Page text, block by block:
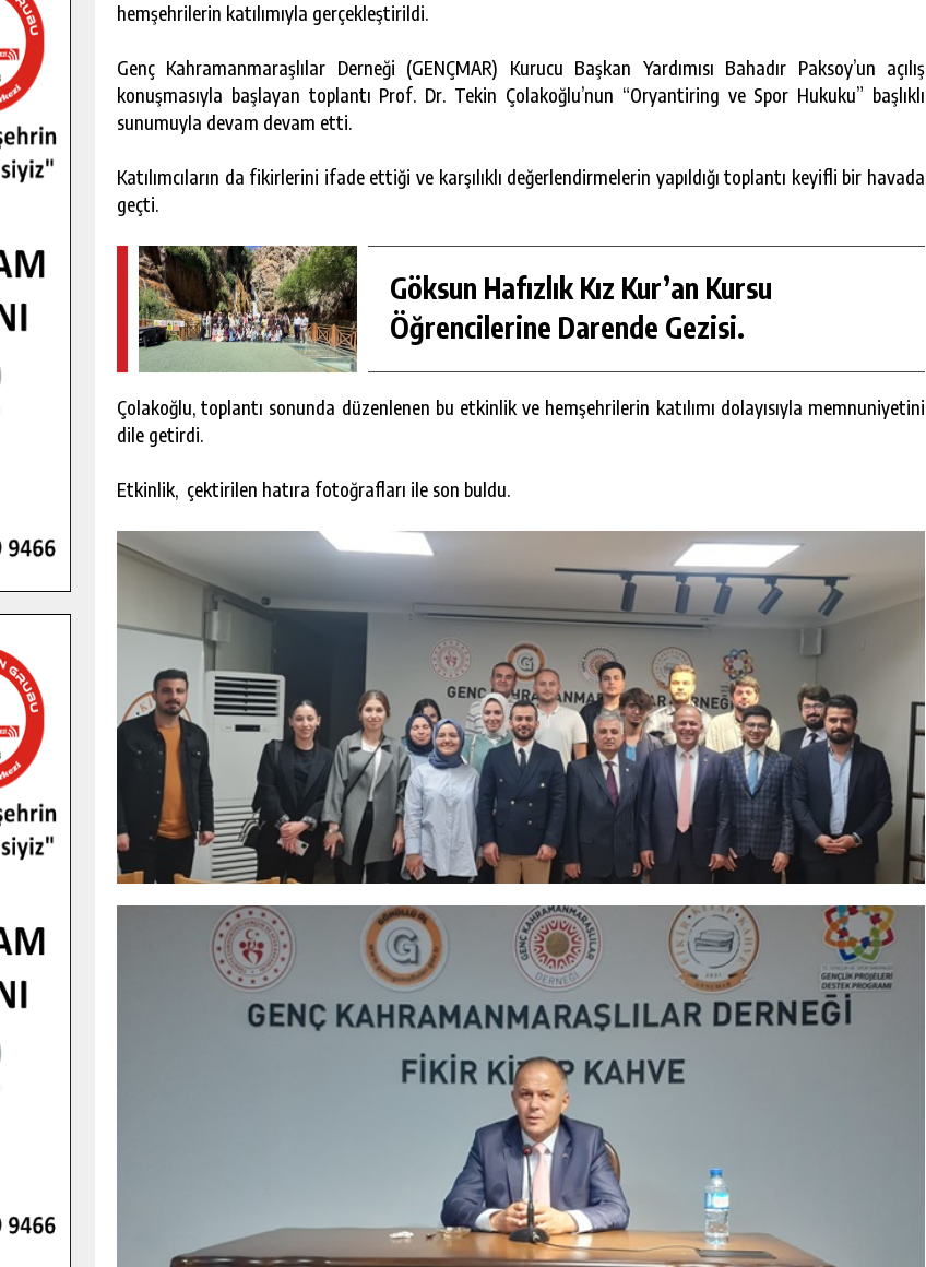
hemşehrilerin katılımıyla gerçekleştirildi.
Genç Kahramanmaraşlılar Derneği (GENÇMAR) Kurucu Başkan Yardımısı Bahadır Paksoy’un açılış
konuşmasıyla başlayan toplantı Prof. Dr. Tekin Çolakoğlu’nun “Oryantiring ve Spor Hukuku” başlıklı
sunumuyla devam devam etti.
Katılımcıların da fikirlerini ifade ettiği ve karşılıklı değerlendirmelerin yapıldığı toplantı keyifli bir havada
geçti.
Göksun Hafızlık Kız Kur’an Kursu
Öğrencilerine Darende Gezisi.
Çolakoğlu, toplantı sonunda düzenlenen bu etkinlik ve hemşehrilerin katılımı dolayısıyla memnuniyetini
dile getirdi.
Etkinlik, çektirilen hatıra fotoğrafları ile son buldu.
GÜNLÜK HABER AKIŞI
GENÇLER PUSULA MARAŞ KAMPINDA
GÜNLÜK HABER AKIŞI
GÖKSUN HAFIZLIK KIZ KUR’AN KURSU